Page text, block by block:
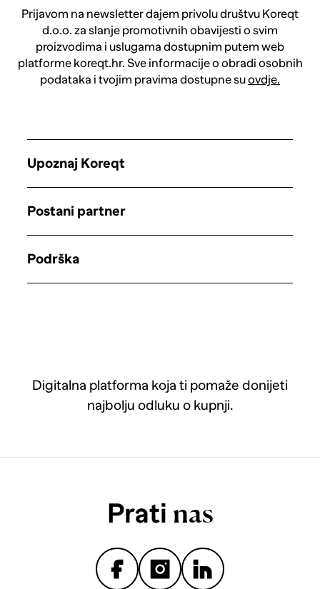
Prijavom na newsletter dajem privolu društvu Koreqt
d.o.o. za slanje promotivnih obavijesti o svim
proizvodima i uslugama dostupnim putem web
platforme koreqt.hr. Sve informacije o obradi osobnih
podataka i tvojim pravima dostupne suovdje.
Digitalna platforma koja ti pomaže donijeti
najbolju odluku o kupnji.
Upoznaj Koreqt
Postani partner
Podrška
Prati nas